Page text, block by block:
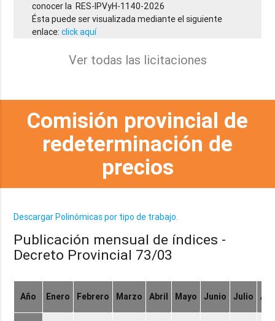
conocer la RES-IPVyH-1140-2026
Ésta puede ser visualizada mediante el siguiente
enlace:click aquí
Ver todas las licitaciones
Comisión provincial de
redeterminación de
precios
Descargar Polinómicas por tipo de trabajo.
Publicación mensual de índices -
Decreto Provincial 73/03
Año Enero Febrero Marzo Abril Mayo Junio Julio